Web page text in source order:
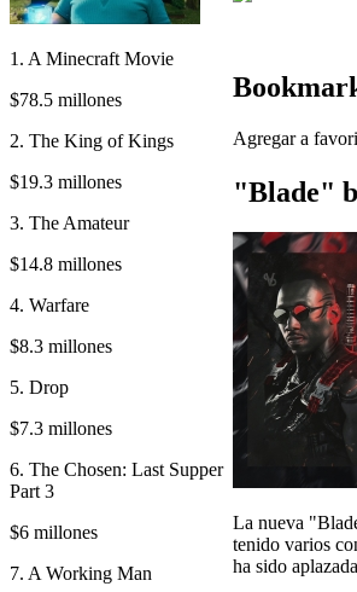
1. A Minecraft Movie
$78.5 millones
2. The King of Kings
$19.3 millones
3. The Amateur
$14.8 millones
4. Warfare
$8.3 millones
5. Drop
$7.3 millones
6. The Chosen: Last Supper
Part 3
$6 millones
7. A Working Man
Agregar a
"Blade"
La nueva
tenido varios
ha sido